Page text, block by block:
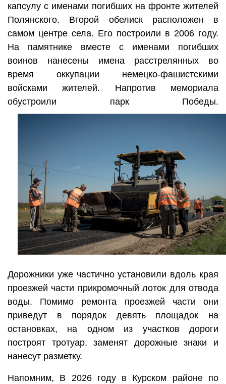
капсулу с именами погибших на фронте жителей
Полянского. Второй обелиск расположен в
самом центре села. Его построили в 2006 году.
На памятнике вместе с именами погибших
воинов нанесены имена расстрелянных во
время оккупации немецко-фашистскими
войсками жителей. Напротив мемориала
обустроили парк Победы.
Дорожники уже частично установили вдоль края
проезжей части прикромочный лоток для отвода
воды. Помимо ремонта проезжей части они
приведут в порядок девять площадок на
остановках, на одном из участков дороги
построят тротуар, заменят дорожные знаки и
нанесут разметку.
Напомним, В 2026 году в Курском районе по